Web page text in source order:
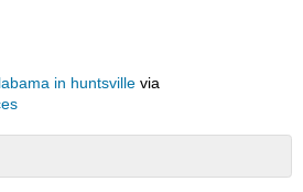
in huntsville via